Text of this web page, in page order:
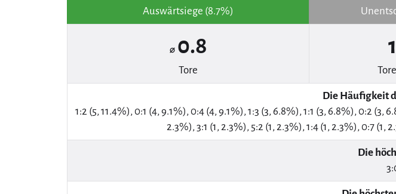
Auswärtsiege (8.7%)
⌀ 0.8
Tore
Die Häufigkeit
1:2 (5, 11.4%), 0:1 (4, 9.1%), 0:4 (4, 9.1%), 1:3 (3, 6.8%), 1:1 (3, 6.8%), 0:2
2.3%), 3:1 (1, 2.3%), 5:2 (1, 2.3%), 1:4 (1, 2.3%), 0:7 (1,
Die